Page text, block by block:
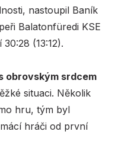
nastoupil Baník
Balatonfüredi KSE
(13:12).
obrovským srdcem
situaci. Několik
hru, tým byl
hráči od první